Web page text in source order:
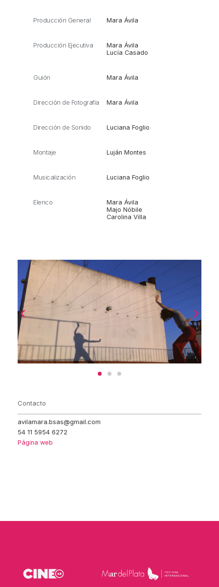
Producción General Mara Ávila
Producción Ejecutiva
Mara Ávila
Lucía Casado
Guión Mara Ávila
Dirección de Fotografía Mara Ávila
Dirección de Sonido Luciana Foglio
Montaje Luján Montes
Musicalización Luciana Foglio
Elenco
Mara Ávila
Majo Nóbile
Carolina Villa
Contacto
avilamara.bsas@gmail.com
54 11 5954 6272
Página web